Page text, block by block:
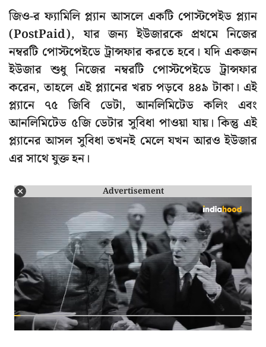
জিও-র ফ্যামিলি প্ল্যান আসলে একটি পোস্টপেইড প্ল্যান
(PostPaid), যার জন্য ইউজারকে প্রথমে নিজের
নম্বরটি পোস্টপেইডে ট্রান্সফার করতে হবে। যদি একজন
ইউজার শুধু নিজের নম্বরটি পোস্টপেইডে ট্রান্সফার
করেন, তাহলে এই প্ল্যানের খরচ পড়বে ৪৪৯ টাকা। এই
প্ল্যানে ৭৫ জিবি ডেটা, আনলিমিটেড কলিং এবং
আনলিমিটেড ৫জি ডেটার সুবিধা পাওয়া যায়। কিন্তু এই
প্ল্যানের আসল সুবিধা তখনই মেলে যখন আরও ইউজার
এর সাথে যুক্ত হন।
Advertisement